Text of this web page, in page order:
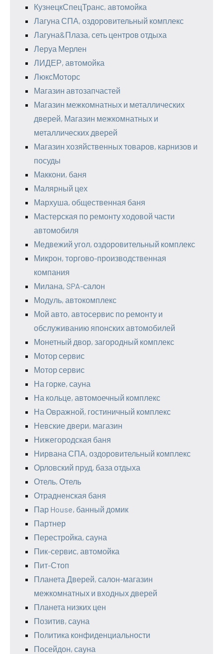
КузнецкСпецТранс, автомойка
Лагуна СПА, оздоровительный комплекс
Лагуна&Плаза, сеть центров отдыха
Леруа Мерлен
ЛИДЕР, автомойка
ЛюксМоторс
Магазин автозапчастей
Магазин межкомнатных и металлических
дверей, Магазин межкомнатных и
металлических дверей
Магазин хозяйственных товаров, карнизов и
посуды
Маккони, баня
Малярный цех
Мархуша, общественная баня
Мастерская по ремонту ходовой части
автомобиля
Медвежий угол, оздоровительный комплекс
Микрон, торгово-производственная
компания
Милана, SPA-салон
Модуль, автокомплекс
Мой авто, автосервис по ремонту и
обслуживанию японских автомобилей
Монетный двор, загородный комплекс
Мотор сервис
Мотор сервис
На горке, сауна
На кольце, автомоечный комплекс
На Овражной, гостиничный комплекс
Невские двери, магазин
Нижегородская баня
Нирвана СПА, оздоровительный комплекс
Орловский пруд, база отдыха
Отель, Отель
Отрадненская баня
Пар House, банный домик
Партнер
Перестройка, сауна
Пик-сервис, автомойка
Пит-Стоп
Планета Дверей, салон-магазин
межкомнатных и входных дверей
Планета низких цен
Позитив, сауна
Политика конфиденциальности
Посейдон, сауна